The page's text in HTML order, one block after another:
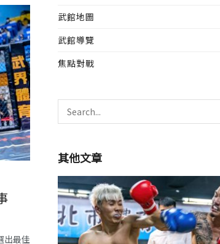
出最佳
武館地圖
武館導覽
焦點對戰
其他文章